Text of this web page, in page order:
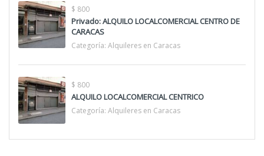
$ 800
Privado: ALQUILO LOCALCOMERCIAL CENTRO DE
CARACAS
Categoría: Alquileres en Caracas
$ 800
ALQUILO LOCALCOMERCIAL CENTRICO
Categoría: Alquileres en Caracas